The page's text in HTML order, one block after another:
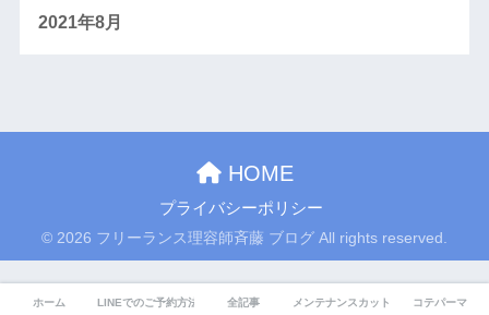
2021年8月
HOME
プライバシーポリシー
© 2026 フリーランス理容師斉藤 ブログ All rights reserved.
ホーム LINEでのご予約方法 MENU全記事 メンテナンスカット コテパーマ